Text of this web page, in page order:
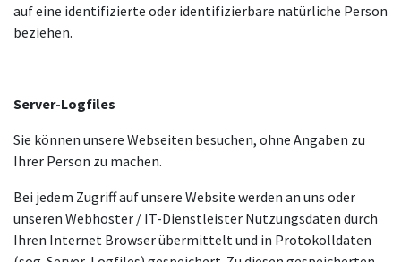
auf eine identifizierte oder identifizierbare natürliche Person
beziehen.
Server-Logfiles
Sie können unsere Webseiten besuchen, ohne Angaben zu
Ihrer Person zu machen.
Bei jedem Zugriff auf unsere Website werden an uns oder
unseren Webhoster / IT-Dienstleister Nutzungsdaten durch
Ihren Internet Browser übermittelt und in Protokolldaten